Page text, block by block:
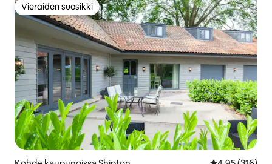
Vieraiden suosikki
Vieraiden suosikki